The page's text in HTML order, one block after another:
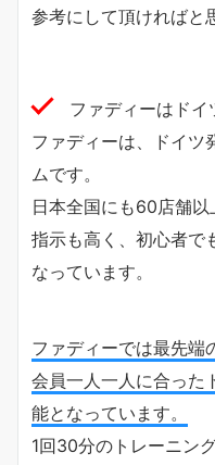
参考にして頂ければと
ファディーはドイ
ファディーは、ドイツ
ムです。
日本全国にも60店舗
指示も高く、初心者で
なっています。
ファディーでは最先端
会員一人一人に合った
能となっています。
1回30分のトレーニン